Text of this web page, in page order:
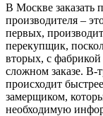
В Москве заказать
производителя –
первых,
перекупщик,
вторых, с
сложном заказе. В-
происходит
замерщиком,
необходимую